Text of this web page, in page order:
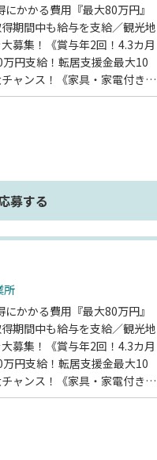
かかる費用『最大80万円』
期間中も給与を支給／観光地
募集！《賞与年2回！4.3カ月
円支給！転居支援金最大10
ャンス！《家具・家電付きの
のワンルーム！もちろん1人
員が7割以上》未経験スター
績があるので、安心して入社
募する
所
かかる費用『最大80万円』
期間中も給与を支給／観光地
募集！《賞与年2回！4.3カ月
円支給！転居支援金最大10
ャンス！《家具・家電付きの
のワンルーム！もちろん1人
員が7割以上》未経験スター
績があるので、安心して入社